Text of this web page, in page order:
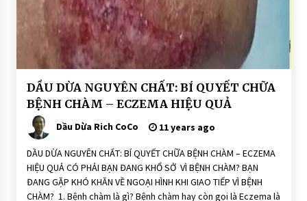
BÀI
VIẾT
DẨU
DỪA
DÙNG
ĂN
UỐNG
TRỊ
BỆNH
DẦU DỪA NGUYÊN CHẤT: BÍ QUYẾT CHỮA
BỆNH CHÀM – ECZEMA HIỆU QUẢ
Dầu Dừa Rich CoCo 11 years ago
DẦU DỪA NGUYÊN CHẤT: BÍ QUYẾT CHỮA BỆNH CHÀM – ECZEMA
HIỆU QUẢ CÓ PHẢI BẠN ĐANG KHỔ SỞ VÌ BỆNH CHÀM? BẠN
ĐANG GẶP KHÓ KHĂN VỀ NGOẠI HÌNH KHI GIAO TIẾP VÌ BỆNH
CHÀM? 1. Bệnh chàm là gì? Bệnh chàm hay còn gọi là Eczema là